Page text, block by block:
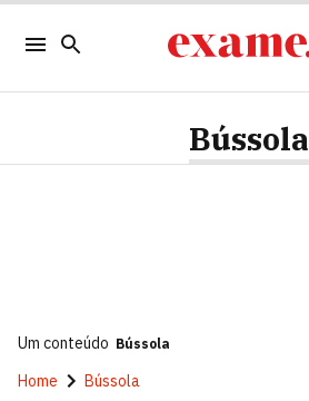
Bússola
Um conteúdo Bússola
Home Bússola